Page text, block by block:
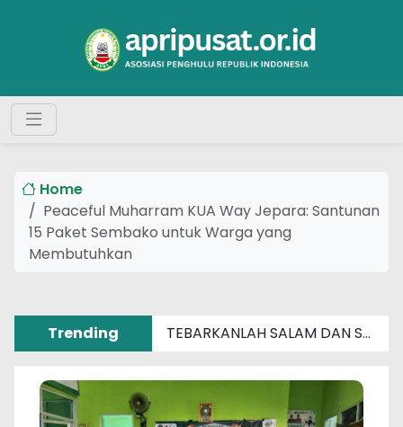
Home
Peaceful Muharram KUA Way Jepara: Santunan
15 Paket Sembako untuk Warga yang
Membutuhkan
Trending TEBARKANLAH SALAM DAN SENYUM SEBERAT APAPUN MASALAHMU